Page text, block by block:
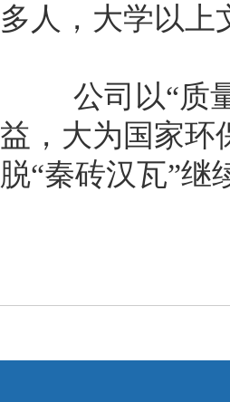
多人，大学以上
公司以“质量
益，大为国家环
脱“秦砖汉瓦”继